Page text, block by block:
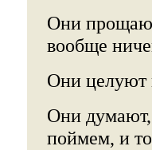
Они
вообще
Они целуют
Они думают,
поймем, и